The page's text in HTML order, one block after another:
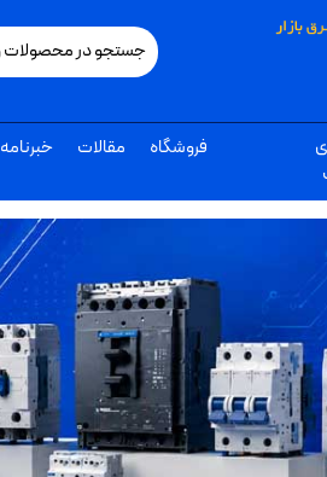
فروشگاه مقالات خبرنامه